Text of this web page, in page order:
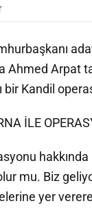
Ahmed Arpat
bir Kandil
İLE
mu. Biz
yer